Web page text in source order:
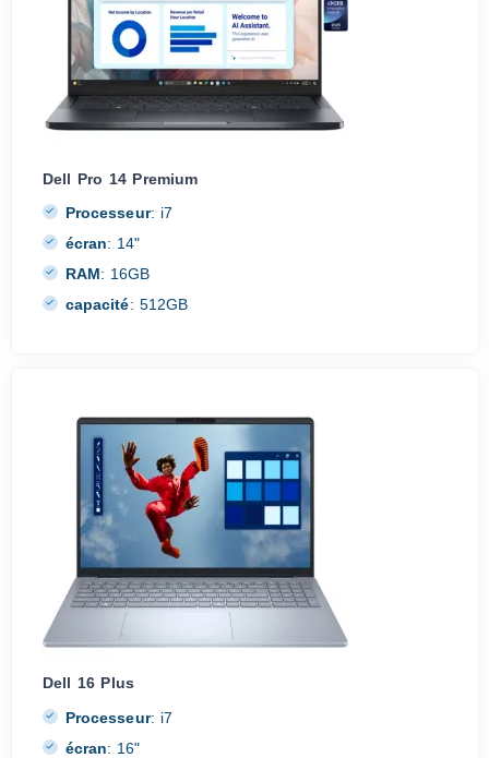
Dell Pro 14 Premium
Processeur: i7
écran: 14"
RAM: 16GB
capacité: 512GB
Dell 16 Plus
Processeur: i7
écran: 16"